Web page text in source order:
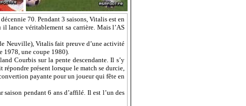
70. Pendant 3 saisons,Vitalis est en
lance véritablement sa carrière. Mais l’AS
Neuville),Vitalisfait preuve d’une activité
1978, une coupe 1980).
Courbissur la pente descendante. Il s’y
répondre présent lorsque le match se durcie,
payante pour un joueur qui fête en
pendant 6 ans d’affilé. Il est l’un des